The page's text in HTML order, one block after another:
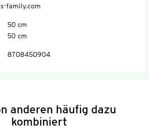
family.com
50 cm
50 cm
8708450904
anderen häufig dazu
kombiniert